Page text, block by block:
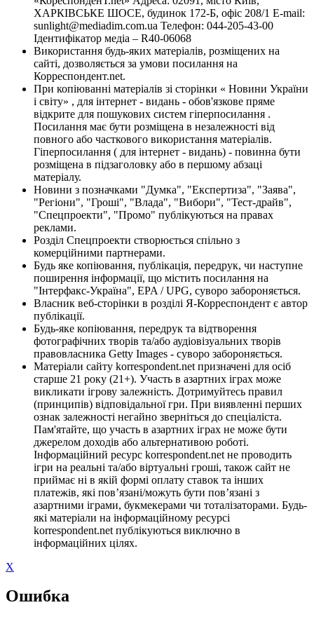
ХАРКІВСЬКЕ ШОСЕ, будинок 172-Б, офіс 208/1 E-mail:
sunlight@mediadim.com.ua Телефон: 044-205-43-00
Ідентифікатор медіа – R40-06068
Використання будь-яких матеріалів, розміщених на
сайті, дозволяється за умови посилання на
Корреспондент.net.
При копіюванні матеріалів зі сторінки « Новини України
і світу» , для інтернет - видань - обов'язкове пряме
відкрите для пошукових систем гіперпосилання .
Посилання має бути розміщена в незалежності від
повного або часткового використання матеріалів.
Гіперпосилання ( для інтернет - видань) - повинна бути
розміщена в підзаголовку або в першому абзаці
матеріалу.
Новини з позначками "Думка", "Експертиза", "Заява",
"Регіони", "Гроші", "Влада", "Вибори", "Тест-драйв",
"Спецпроекти", "Промо" публікуються на правах
реклами.
Розділ Спецпроекти створюється спільно з
комерційними партнерами.
Будь яке копіювання, публікація, передрук, чи наступне
поширення інформації, що містить посилання на
"Інтерфакс-Україна", EPA / UPG, суворо забороняється.
Власник веб-сторінки в розділі Я-Корреспондент є автор
публікації.
Будь-яке копіювання, передрук та відтворення
фотографічних творів та/або аудіовізуальних творів
правовласника Getty Images - суворо забороняється.
Матеріали сайту korrespondent.net призначені для осіб
старше 21 року (21+). Участь в азартних іграх може
викликати ігрову залежність. Дотримуйтесь правил
(принципів) відповідальної гри. При виявленні перших
ознак залежності негайно зверніться до спеціаліста.
Пам'ятайте, що участь в азартних іграх не може бути
джерелом доходів або альтернативою роботі.
Інформаційний ресурс korrespondent.net не проводить
ігри на реальні та/або віртуальні гроші, також сайт не
приймає ні в якій формі оплату ставок та інших
платежів, які пов’язані/можуть бути пов’язані з
азартними іграми, букмекерами чи тоталізаторами. Будь-
які матеріали на інформаційному ресурсі
korrespondent.net публікуються виключно в
інформаційних цілях.
X
Ошибка